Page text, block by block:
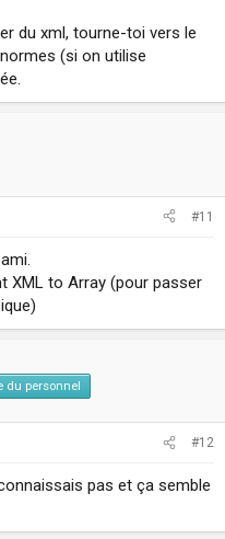
du xml, tourne-toi vers le
(si on utilise
#11
XML to Array (pour passer
du personnel
#12
pas et ça semble